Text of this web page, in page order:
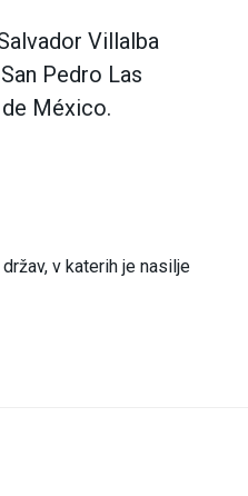
Villalba
Pedro Las
México.
v katerih je nasilje